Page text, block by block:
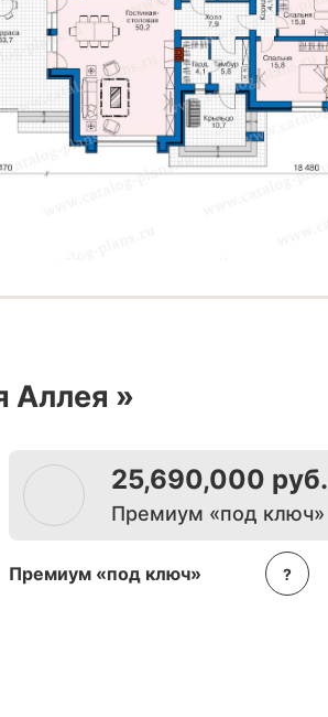
Аллея »
25,690,000 руб.
Премиум «под ключ»
Премиум «под ключ» ?